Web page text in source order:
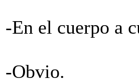
-En el cuerpo a
-Obvio.